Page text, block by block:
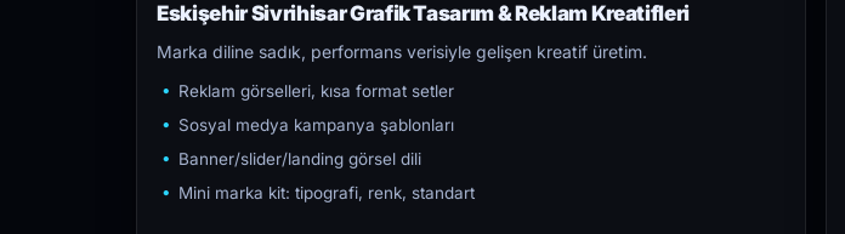
Eskişehir Sivrihisar Grafik Tasarım & Reklam Kreatifleri
Marka diline sadık, performans verisiyle gelişen kreatif üretim.
Reklam görselleri, kısa format setler
Sosyal medya kampanya şablonları
Banner/slider/landing görsel dili
Mini marka kit: tipografi, renk, standart